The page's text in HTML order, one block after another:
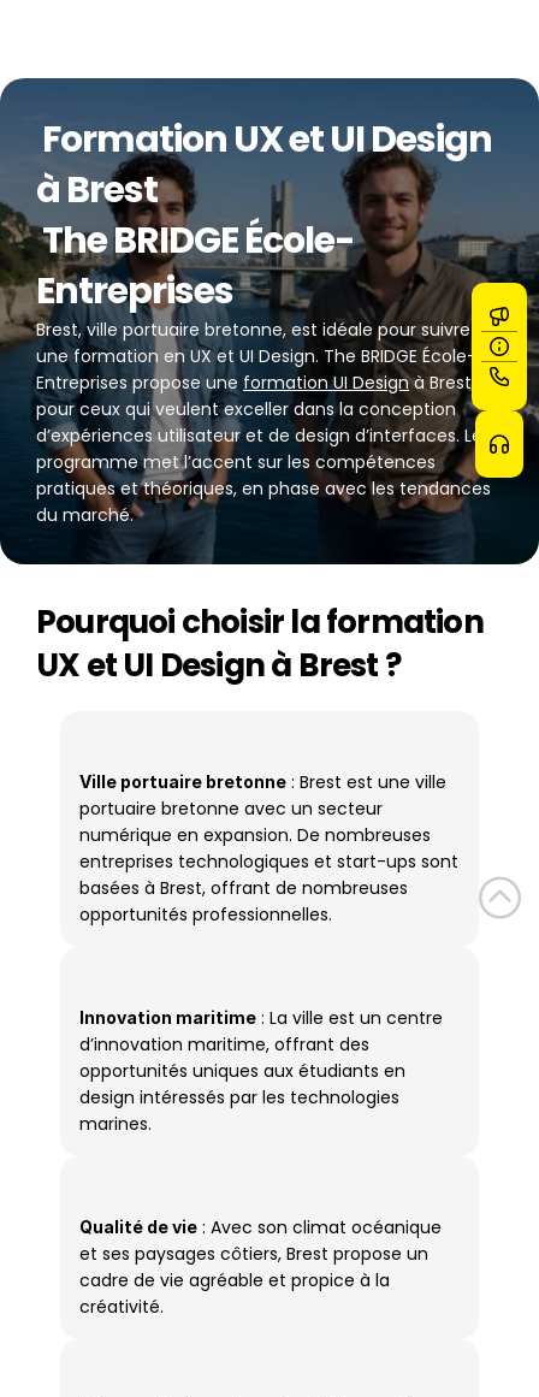
à Brest
The BRIDGE École-
Entreprises
Brest, ville portuaire bretonne, est idéale pour suivre
une formation en UX et UI Design. The BRIDGE École-
Entreprises propose une formation UI Design à Brest,
pour ceux qui veulent exceller dans la conception
d’expériences utilisateur et de design d’interfaces. Le
programme met l’accent sur les compétences
pratiques et théoriques, en phase avec les tendances
du marché.
Pourquoi choisir la formation
UX et UI Design à Brest ?
Ville portuaire bretonne : Brest est une ville
portuaire bretonne avec un secteur
numérique en expansion. De nombreuses
entreprises technologiques et start-ups sont
basées à Brest, offrant de nombreuses
opportunités professionnelles.
Innovation maritime : La ville est un centre
d’innovation maritime, offrant des
opportunités uniques aux étudiants en
design intéressés par les technologies
marines.
Qualité de vie : Avec son climat océanique
et ses paysages côtiers, Brest propose un
cadre de vie agréable et propice à la
créativité.